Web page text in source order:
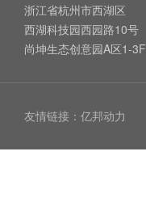
浙江省杭州市西湖区
西湖科技园西园路10号
尚坤生态创意园A区1-3F
友情链接： 亿邦动力